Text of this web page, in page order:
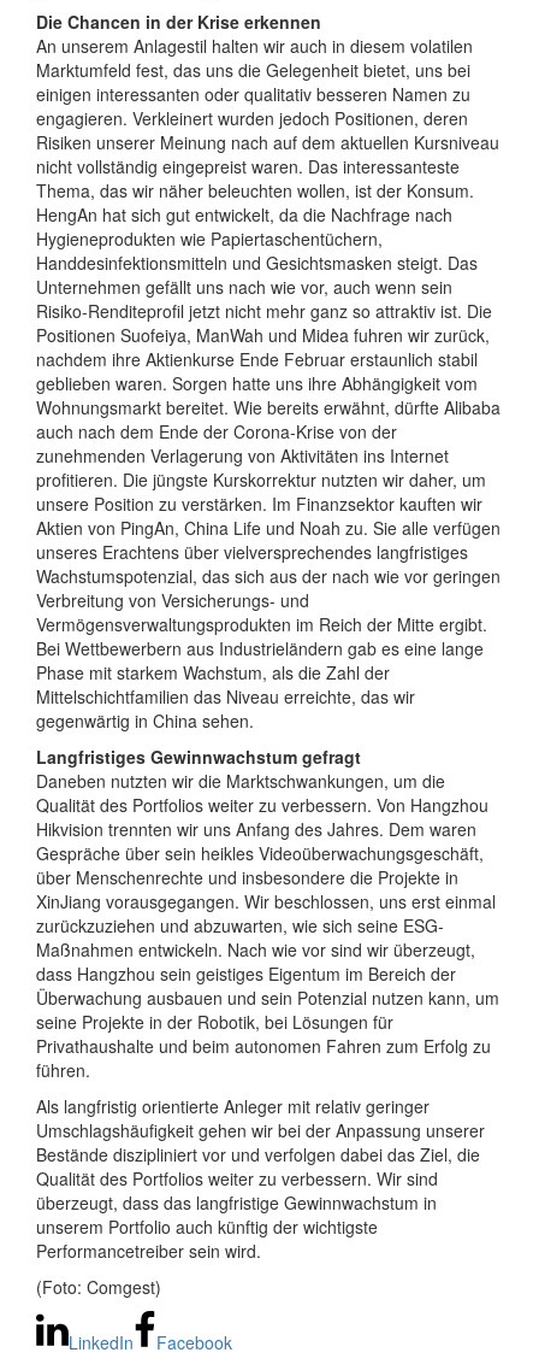
Die Chancen in der Krise erkennen
An unserem Anlagestil halten wir auch in diesem volatilen
Marktumfeld fest, das uns die Gelegenheit bietet, uns bei
einigen interessanten oder qualitativ besseren Namen zu
engagieren. Verkleinert wurden jedoch Positionen, deren
Risiken unserer Meinung nach auf dem aktuellen Kursniveau
nicht vollständig eingepreist waren. Das interessanteste
Thema, das wir näher beleuchten wollen, ist der Konsum.
HengAn hat sich gut entwickelt, da die Nachfrage nach
Hygieneprodukten wie Papiertaschentüchern,
Handdesinfektionsmitteln und Gesichtsmasken steigt. Das
Unternehmen gefällt uns nach wie vor, auch wenn sein
Risiko-Renditeprofil jetzt nicht mehr ganz so attraktiv ist. Die
Positionen Suofeiya, ManWah und Midea fuhren wir zurück,
nachdem ihre Aktienkurse Ende Februar erstaunlich stabil
geblieben waren. Sorgen hatte uns ihre Abhängigkeit vom
Wohnungsmarkt bereitet. Wie bereits erwähnt, dürfte Alibaba
auch nach dem Ende der Corona-Krise von der
zunehmenden Verlagerung von Aktivitäten ins Internet
profitieren. Die jüngste Kurskorrektur nutzten wir daher, um
unsere Position zu verstärken. Im Finanzsektor kauften wir
Aktien von PingAn, China Life und Noah zu. Sie alle verfügen
unseres Erachtens über vielversprechendes langfristiges
Wachstumspotenzial, das sich aus der nach wie vor geringen
Verbreitung von Versicherungs- und
Vermögensverwaltungsprodukten im Reich der Mitte ergibt.
Bei Wettbewerbern aus Industrieländern gab es eine lange
Phase mit starkem Wachstum, als die Zahl der
Mittelschichtfamilien das Niveau erreichte, das wir
gegenwärtig in China sehen.
Langfristiges Gewinnwachstum gefragt
Daneben nutzten wir die Marktschwankungen, um die
Qualität des Portfolios weiter zu verbessern. Von Hangzhou
Hikvision trennten wir uns Anfang des Jahres. Dem waren
Gespräche über sein heikles Videoüberwachungsgeschäft,
über Menschenrechte und insbesondere die Projekte in
XinJiang vorausgegangen. Wir beschlossen, uns erst einmal
zurückzuziehen und abzuwarten, wie sich seine ESG-
Maßnahmen entwickeln. Nach wie vor sind wir überzeugt,
dass Hangzhou sein geistiges Eigentum im Bereich der
Überwachung ausbauen und sein Potenzial nutzen kann, um
seine Projekte in der Robotik, bei Lösungen für
Privathaushalte und beim autonomen Fahren zum Erfolg zu
führen.
Als langfristig orientierte Anleger mit relativ geringer
Umschlagshäufigkeit gehen wir bei der Anpassung unserer
Bestände diszipliniert vor und verfolgen dabei das Ziel, die
Qualität des Portfolios weiter zu verbessern. Wir sind
überzeugt, dass das langfristige Gewinnwachstum in
unserem Portfolio auch künftig der wichtigste
Performancetreiber sein wird.
(Foto: Comgest)
LinkedIn Facebook